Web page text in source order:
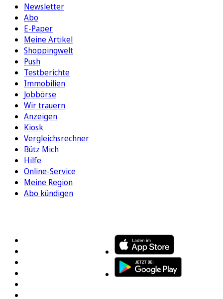
Newsletter
Abo
E-Paper
Meine Artikel
Shoppingwelt
Push
Testberichte
Immobilien
Jobbörse
Wir trauern
Anzeigen
Kiosk
Vergleichsrechner
Bütz Mich
Hilfe
Online-Service
Meine Region
Abo kündigen